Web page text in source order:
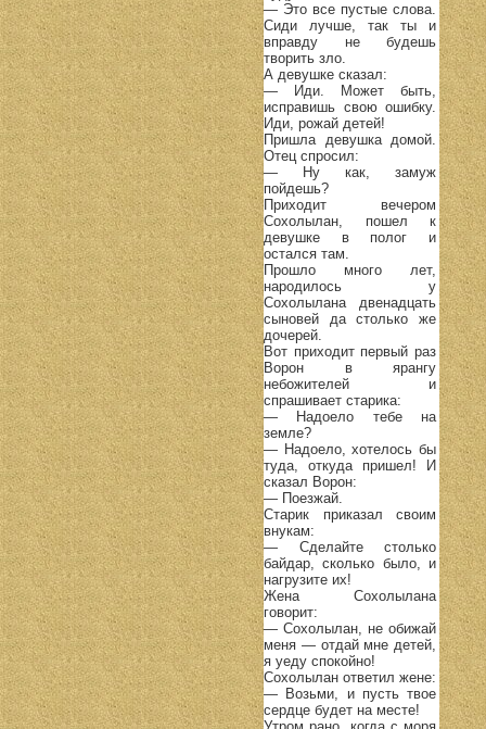
— Это все пустые слова.
Сиди лучше, так ты и
вправду не будешь
творить зло.
А девушке сказал:
— Иди. Может быть,
исправишь свою ошибку.
Иди, рожай детей!
Пришла девушка домой.
Отец спросил:
— Ну как, замуж
пойдешь?
Приходит вечером
Сохолылан, пошел к
девушке в полог и
остался там.
Прошло много лет,
народилось у
Сохолылана двенадцать
сыновей да столько же
дочерей.
Вот приходит первый раз
Ворон в ярангу
небожителей и
спрашивает старика:
— Надоело тебе на
земле?
— Надоело, хотелось бы
туда, откуда пришел! И
сказал Ворон:
— Поезжай.
Старик приказал своим
внукам:
— Сделайте столько
байдар, сколько было, и
нагрузите их!
Жена Сохолылана
говорит:
— Сохолылан, не обижай
меня — отдай мне детей,
я уеду спокойно!
Сохолылан ответил жене:
— Возьми, и пусть твое
сердце будет на месте!